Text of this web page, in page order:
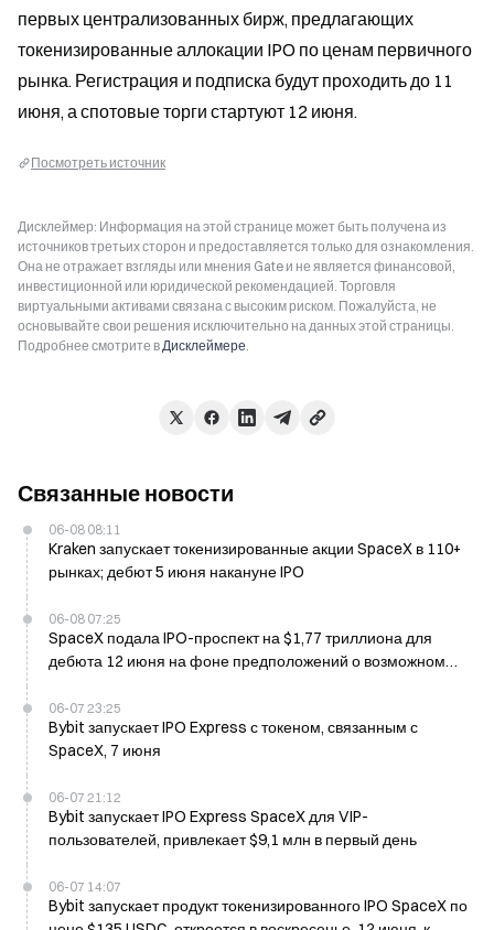
первых централизованных бирж, предлагающих
токенизированные аллокации IPO по ценам первичного
рынка. Регистрация и подписка будут проходить до 11
июня, а спотовые торги стартуют 12 июня.
Посмотреть источник
Дисклеймер: Информация на этой странице может быть получена из
источников третьих сторон и предоставляется только для ознакомления.
Она не отражает взгляды или мнения Gate и не является финансовой,
инвестиционной или юридической рекомендацией. Торговля
виртуальными активами связана с высоким риском. Пожалуйста, не
основывайте свои решения исключительно на данных этой страницы.
Подробнее смотрите вДисклеймере.
Связанные новости
06-08 08:11
Kraken запускает токенизированные акции SpaceX в 110+
рынках; дебют 5 июня накануне IPO
06-08 07:25
SpaceX подала IPO-проспект на $1,77 триллиона для
дебюта 12 июня на фоне предположений о возможном
06-07 23:25
Bybit запускает IPO Express с токеном, связанным с
SpaceX, 7 июня
06-07 21:12
Bybit запускает IPO Express SpaceX для VIP-
пользователей, привлекает $9,1 млн в первый день
06-07 14:07
Bybit запускает продукт токенизированного IPO SpaceX по